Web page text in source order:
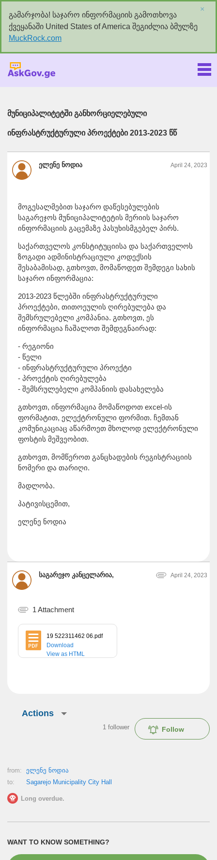
გამარჯობა! საჯარო ინფორმაციის გამოთხოვა
ქვეყანაში United States of America შეგიძლია ბმულზე
MuckRock.com
×
მუნიციპალიტეტში განხორციელებული
ინფრასტრუქტურული პროექტები 2013-2023 წწ
ელენე ნოდია April 24, 2023
მოგესალმებით საჯარო დაწესებულების
საგარეჯოს მუნიციპალიტეტის მერიის საჯარო
ინფორმაციის გაცემაზე პასუხისმგებელ პირს.
საქართველოს კონსტიტუციისა და საქართველოს
ზოგადი ადმინისტრაციული კოდექსის
შესაბამისად, გთხოვთ, მომაწოდეთ შემდეგი სახის
საჯარო ინფორმაცია:
2013-2023 წლებში ინფრასტრუქტურული
პროექტები, თითოეულის ღირებულება და
შემსრულებელი კომპანია. გთხოვთ, ეს
ინფორმაცია ჩაშალოთ შემდეგნაირად:
- რეგიონი
- წელი
- ინფრასტრუქტურული პროექტი
- პროექტის ღირებულება
- შემსრულებელი კომპანიის დასახელება
გთხოვთ, ინფორმაცია მომაწოდოთ excel-ის
ფორმატით, ელექტრონული ფორმით. ჩემთან
კომუნიკაციაც აწარმოეთ მხოლოდ ელექტრონული
ფოსტის მეშვეობით.
გთხოვთ, მომწეროთ განცხადების რეგისტრაციის
ნომერი და თარიღი.
მადლობა.
პატივისცემით,
ელენე ნოდია
საგარეჯო კანცელარია, April 24, 2023
1 Attachment
19 522311462 06.pdf
Download
View as HTML
Actions
Follow
1 follower
from:
ელენე ნოდია
to:
Sagarejo Municipality City Hall
Long overdue.
WANT TO KNOW SOMETHING?